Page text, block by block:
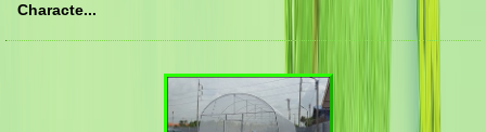
Characte...